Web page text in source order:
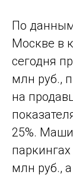
По
Москве в
сегодня
млн руб.,
на
25%.
млн руб.,